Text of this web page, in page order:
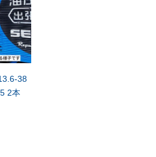
38
2本